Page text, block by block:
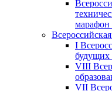
марафон
I
будущих
VIII
VII